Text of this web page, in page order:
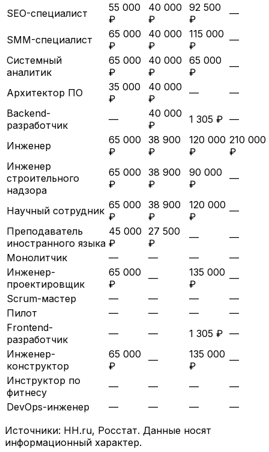
SEO-специалист
55 000
₽
40 000
₽
92 500
₽
—
SMM-специалист
65 000
₽
40 000
₽
115 000
₽
—
Системный
аналитик
65 000
₽
40 000
₽
65 000
₽
—
Архитектор ПО
35 000
₽
40 000
₽
—
—
Backend-
разработчик
—
40 000
₽
1 305 ₽ —
Инженер
65 000
₽
38 900
₽
120 000
₽
210 000
₽
Инженер
строительного
надзора
65 000
₽
38 900
₽
90 000
₽
—
Научный сотрудник 65 000
₽
38 900
₽
120 000
₽
—
Преподаватель
иностранного языка
45 000
₽
27 500
₽
—
—
Монолитчик
— — —
—
Инженер-
проектировщик
65 000
₽
—
135 000
₽
—
Scrum-мастер
— — —
—
Пилот
— — —
—
Frontend-
разработчик
— — 1 305 ₽ —
Инженер-
конструктор
65 000
₽
—
135 000
₽
—
Инструктор по
фитнесу
— — —
—
DevOps-инженер
— — —
—
Источники: HH.ru, Росстат. Данные носят
информационный характер.